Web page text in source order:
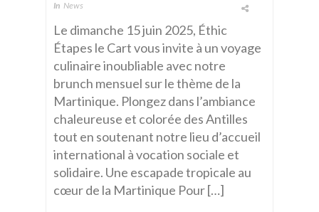
In News
Le dimanche 15 juin 2025, Éthic
Étapes le Cart vous invite à un voyage
culinaire inoubliable avec notre
brunch mensuel sur le thème de la
Martinique. Plongez dans l’ambiance
chaleureuse et colorée des Antilles
tout en soutenant notre lieu d’accueil
international à vocation sociale et
solidaire. Une escapade tropicale au
cœur de la Martinique Pour […]